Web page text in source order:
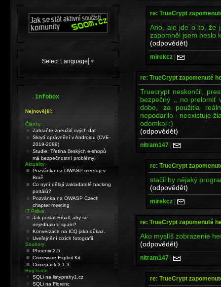
re: TrueCrypt
Ano, ale jde o to, že
zapomněl jsem heslo
(odpovědět)
mirekcz |
re: TrueCrypt zapomenuté
Truecrypt neskončil,
bezpečný ,, no prelomiť
dobe, za použitia
nepodarilo - neexistuje
odomkol :)
(odpovědět)
nitram147 |
re: TrueCrypt
stačil by nějaký
(odpovědět)
mirekcz |
re: TrueCrypt zapomenuté
Ako myslíš zobrazenie
(odpovědět)
nitram147 |
re: TrueCrypt
Select Language ▼
.Infobox
Nejnovější:
Články:
Zabraňte zneužití svých dat
Skrytí oprávnění v Androidu (CVE-
2019-2089)
Studie: Třetina českých e-shopů
má bezpečnostní problémy!
Aktuality:
Pozvánka na OWASP meetup v
Brně
Co nyní dělají zakladatelé hacking
portálů?
Pozvánka na OWASP Czech
chapter meeting
IT Právo:
Jak poslat Email, aby se
nejednalo o spam?
Konverzace na ICQ jako důkaz.
Uveřejnění cizích fotografií
Soubory:
Phoenix 2.5
Crimeware Exploit Kit
Crimepack 3.1.3
BugTrack:
SQLi na listyprahy1.cz
SQLi na Florenc